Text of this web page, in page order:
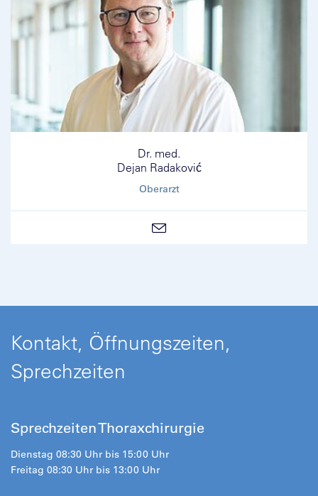
Dr. med.
Dejan Radaković
Oberarzt
Kontakt, Öffnungszeiten,
Sprechzeiten
Sprechzeiten Thoraxchirurgie
Dienstag 08:30 Uhr bis 15:00 Uhr
Freitag 08:30 Uhr bis 13:00 Uhr